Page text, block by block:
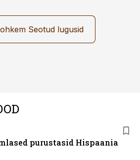
Seotud lugusid
purustasid Hispaania